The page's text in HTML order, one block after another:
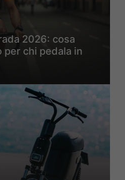
2026: cosa
per chi pedala in